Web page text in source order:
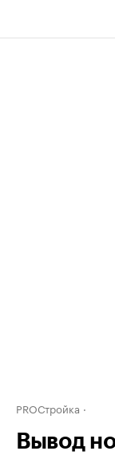
PROСтройка
Вывод